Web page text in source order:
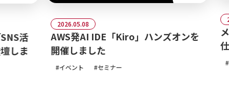
活
ま
2026.05.08
AWS発AI IDE「Kiro」ハンズオンを
開催しました
イベント セミナー
メ
仕
イ